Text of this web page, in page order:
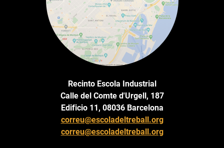
Recinto Escola Industrial
Calle del Comte d'Urgell, 187
Edificio 11, 08036 Barcelona
correu@escoladeltreball.org
correu@escoladeltreball.org